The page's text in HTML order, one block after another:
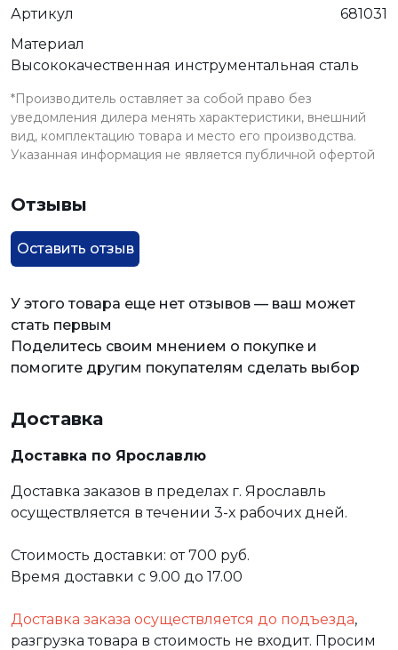
Артикул
681031
Материал
Высококачественная инструментальная сталь
*Производитель оставляет за собой право без
уведомления дилера менять характеристики, внешний
вид, комплектацию товара и место его производства.
Указанная информация не является публичной офертой
Отзывы
Оставить отзыв
У этого товара еще нет отзывов — ваш может
стать первым
Поделитесь своим мнением о покупке и
помогите другим покупателям сделать выбор
Доставка
Доставка по Ярославлю
Доставка заказов в пределах г. Ярославль
осуществляется в течении 3-х рабочих дней.
Стоимость доставки: от 700 руб.
Время доставки с 9.00 до 17.00
Доставка заказа осуществляется до подъезда,
разгрузка товара в стоимость не входит. Просим